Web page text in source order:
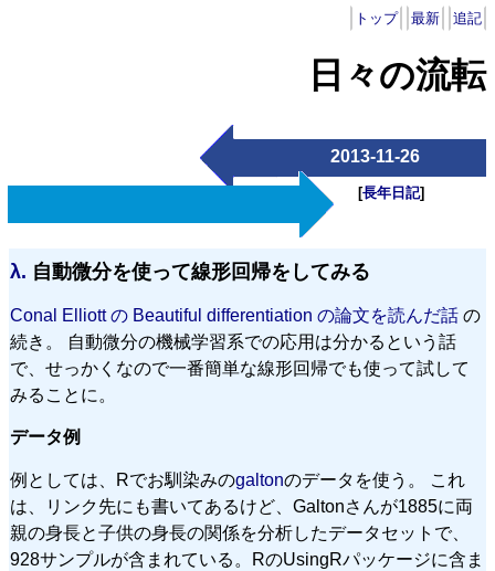
トップ 最新 追記
日々の流転
2013-11-26
[長年日記]
λ. 自動微分を使って線形回帰をしてみる
Conal Elliott の Beautiful differentiation の論文を読んだ話 の
続き。 自動微分の機械学習系での応用は分かるという話
で、せっかくなので一番簡単な線形回帰でも使って試して
みることに。
データ例
例としては、Rでお馴染みのgaltonのデータを使う。 これ
は、リンク先にも書いてあるけど、Galtonさんが1885に両
親の身長と子供の身長の関係を分析したデータセットで、
928サンプルが含まれている。RのUsingRパッケージに含ま